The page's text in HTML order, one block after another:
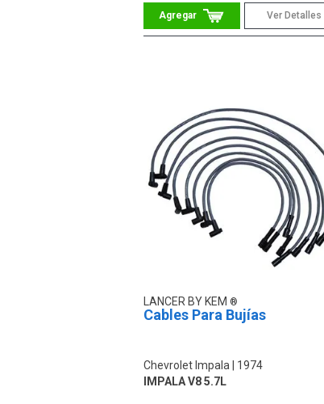
Ver Detalles
LANCER BY KEM
Cables Para Bujías
Chevrolet Impala
1974
IMPALA V8 5.7L